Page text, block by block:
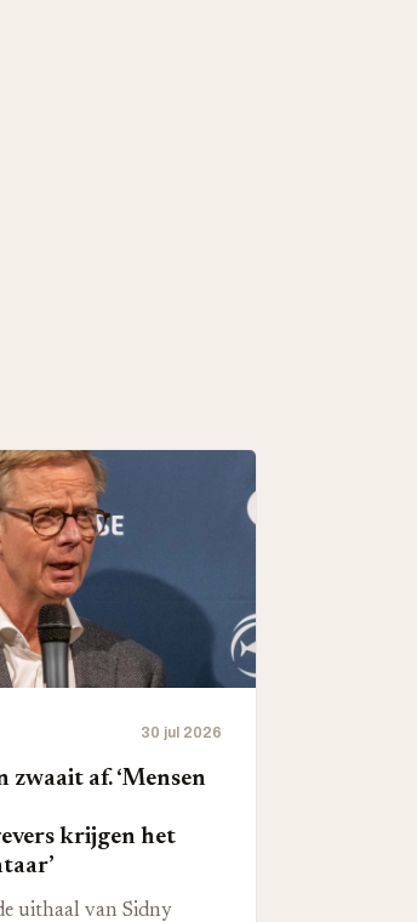
30 jul 2026
af. ‘Mensen
krijgen het
uithaal van Sidny